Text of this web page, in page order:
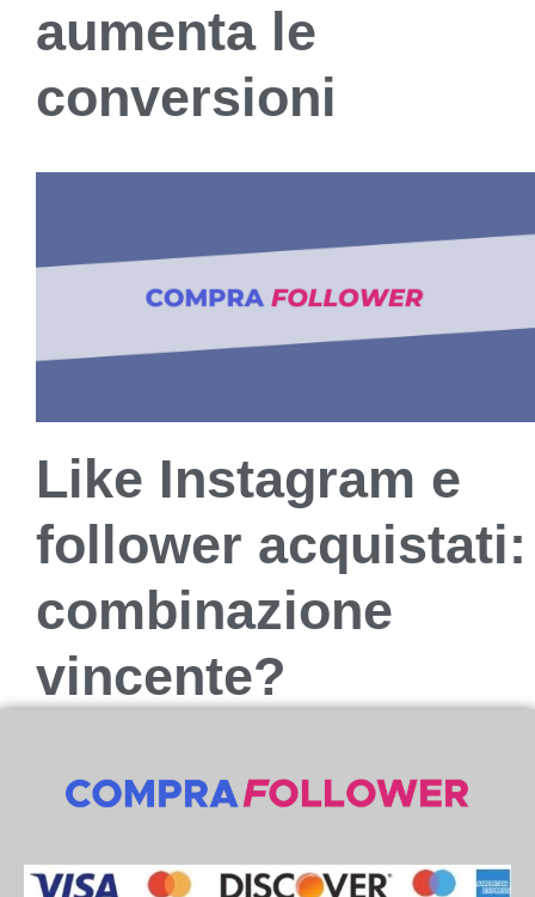
aumenta le
conversioni
Like Instagram e
follower acquistati:
combinazione
vincente?